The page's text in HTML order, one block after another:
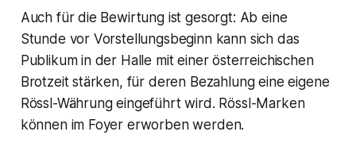
Auch für die Bewirtung ist gesorgt: Ab eine
Stunde vor Vorstellungsbeginn kann sich das
Publikum in der Halle mit einer österreichischen
Brotzeit stärken, für deren Bezahlung eine eigene
Rössl-Währung eingeführt wird. Rössl-Marken
können im Foyer erworben werden.